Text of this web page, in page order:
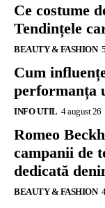
Ce costume
Tendințele
BEAUTY & FASHION
Cum
performanța
INFO UTIL 4 august 26
Romeo
campanii de
dedicată
BEAUTY & FASHION